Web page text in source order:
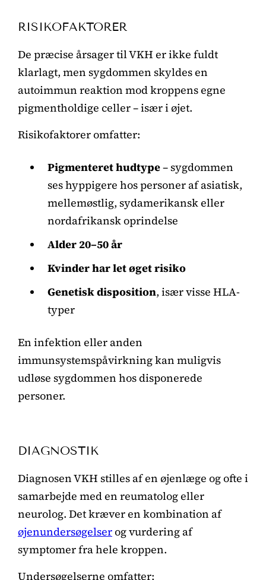
RISIKOFAKTORER
De præcise årsager til VKH er ikke fuldt
klarlagt, men sygdommen skyldes en
autoimmun reaktion mod kroppens egne
pigmentholdige celler – især i øjet.
Risikofaktorer omfatter:
Pigmenteret hudtype– sygdommen
ses hyppigere hos personer af asiatisk,
mellemøstlig, sydamerikansk eller
nordafrikansk oprindelse
Alder 20–50 år
Kvinder har let øget risiko
Genetisk disposition, især visse HLA-
typer
En infektion eller anden
immunsystemspåvirkning kan muligvis
udløse sygdommen hos disponerede
personer.
DIAGNOSTIK
Diagnosen VKH stilles af en øjenlæge og ofte i
samarbejde med en reumatolog eller
neurolog. Det kræver en kombination af
øjenundersøgelserog vurdering af
symptomer fra hele kroppen.
Undersøgelserne omfatter: